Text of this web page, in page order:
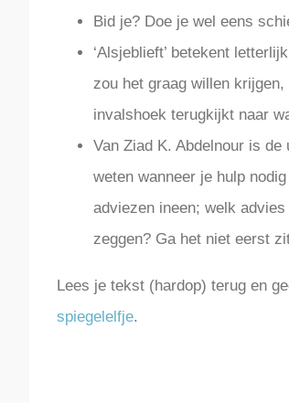
Bid je? Doe je wel eens
‘Alsjeblieft’ betekent
zou het graag willen
invalshoek terugkijkt naar
Van Ziad K. Abdelnour is
weten wanneer je hulp
adviezen ineen; welk
zeggen? Ga het niet eerst
Lees je tekst (hardop) terug en
spiegelelfje.